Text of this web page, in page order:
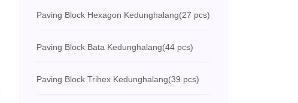
Paving Block Hexagon Kedunghalang(27 pcs)
Paving Block Bata Kedunghalang(44 pcs)
Paving Block Trihex Kedunghalang(39 pcs)